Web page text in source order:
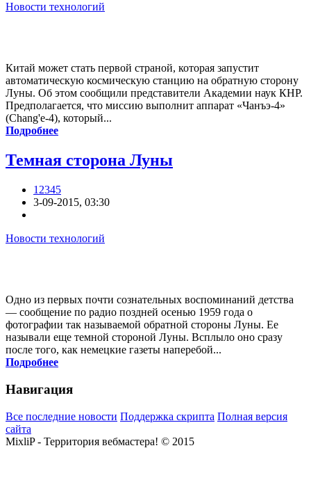
Новости технологий
Китай может стать первой страной, которая запустит
автоматическую космическую станцию на обратную сторону
Луны. Об этом сообщили представители Академии наук КНР.
Предполагается, что миссию выполнит аппарат «Чанъэ-4»
(Chang'e-4), который...
Подробнее
Темная сторона Луны
12345
3-09-2015, 03:30
Новости технологий
Одно из первых почти сознательных воспоминаний детства
— сообщение по радио поздней осенью 1959 года о
фотографии так называемой обратной стороны Луны. Ее
называли еще темной стороной Луны. Всплыло оно сразу
после того, как немецкие газеты наперебой...
Подробнее
Навигация
Все последние новости Поддержка скрипта Полная версия
сайта
MixliP - Территория вебмастера! © 2015